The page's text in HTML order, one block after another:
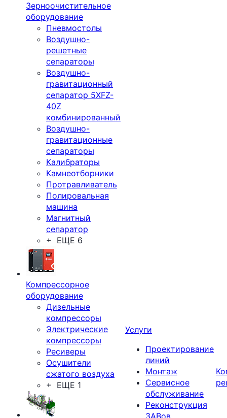
Зерноочистительное
оборудование
Пневмостолы
Воздушно-
решетные
сепараторы
Воздушно-
гравитационный
сепаратор 5XFZ-
40Z
комбинированный
Воздушно-
гравитационные
сепараторы
Калибраторы
Камнеотборники
Протравливатель
Полировальная
машина
Магнитный
сепаратор
+ ЕЩЕ 6
Компрессорное
оборудование
Дизельные
компрессоры
Электрические
компрессоры
Ресиверы
Осушители
сжатого воздуха
+ ЕЩЕ 1
Услуги
Проектирование
линий
Монтаж
Сервисное
обслуживание
Реконструкция
ЗАВов